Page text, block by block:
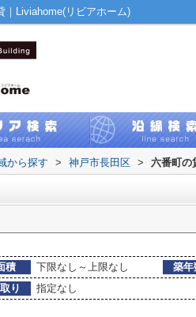
｜Liviahome(リビアホーム)
から探す > 神戸市長田区 > 六番町の
積 下限なし～上限なし 築年
り
指定なし